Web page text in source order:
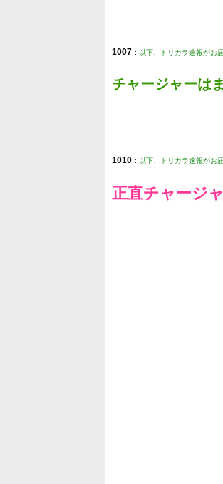
1007 : 以下、トリカラ速報がお
チャージャーは
1010 : 以下、トリカラ速報がお
正直チャージ